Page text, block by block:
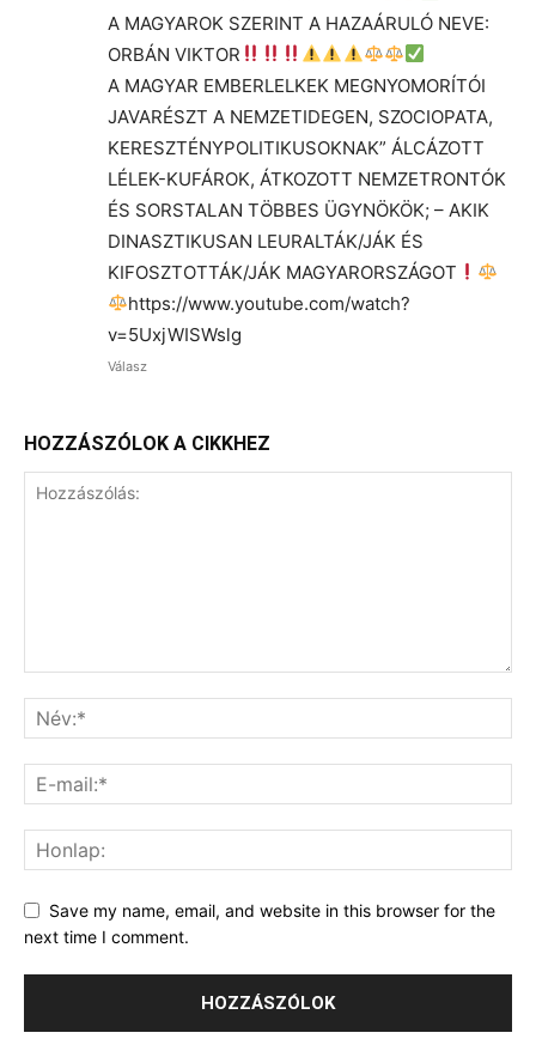
A MAGYAROK SZERINT A HAZAÁRULÓ NEVE:
ORBÁN VIKTOR
A MAGYAR EMBERLELKEK MEGNYOMORÍTÓI
JAVARÉSZT A NEMZETIDEGEN, SZOCIOPATA,
KERESZTÉNYPOLITIKUSOKNAK” ÁLCÁZOTT
LÉLEK-KUFÁROK, ÁTKOZOTT NEMZETRONTÓK
ÉS SORSTALAN TÖBBES ÜGYNÖKÖK; – AKIK
DINASZTIKUSAN LEURALTÁK/JÁK ÉS
KIFOSZTOTTÁK/JÁK MAGYARORSZÁGOT
https://www.youtube.com/watch?
v=5UxjWISWslg
Válasz
HOZZÁSZÓLOK A CIKKHEZ
Save my name, email, and website in this browser for the
next time I comment.